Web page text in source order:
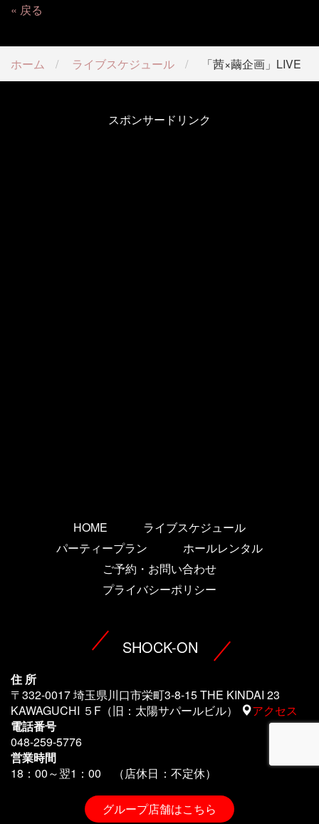
戻る
ホーム ライブスケジュール 「茜×繭企画」LIVE
スポンサードリンク
HOME
ライブスケジュール
パーティープラン
ホールレンタル
ご予約・お問い合わせ
プライバシーポリシー
SHOCK-ON
住 所
〒332-0017 埼玉県川口市栄町3-8-15 THE KINDAI 23
KAWAGUCHI ５F（旧：太陽サパールビル）
アクセス
電話番号
048-259-5776
営業時間
18：00～翌1 ：00 （店休日：不定休）
グループ店舗はこちら